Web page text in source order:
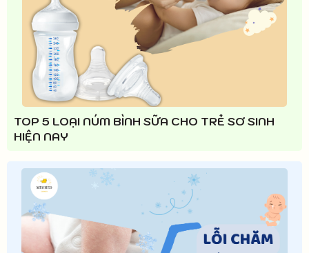
TOP 5 LOẠI NÚM BÌNH SỮA CHO TRẺ SƠ SINH
HIỆN NAY